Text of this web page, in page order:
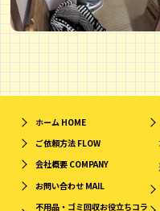
ホーム HOME
ご依頼方法 FLOW
会社概要 COMPANY
お問い合わせ MAIL
不用品・ゴミ回収お役立ちコラ